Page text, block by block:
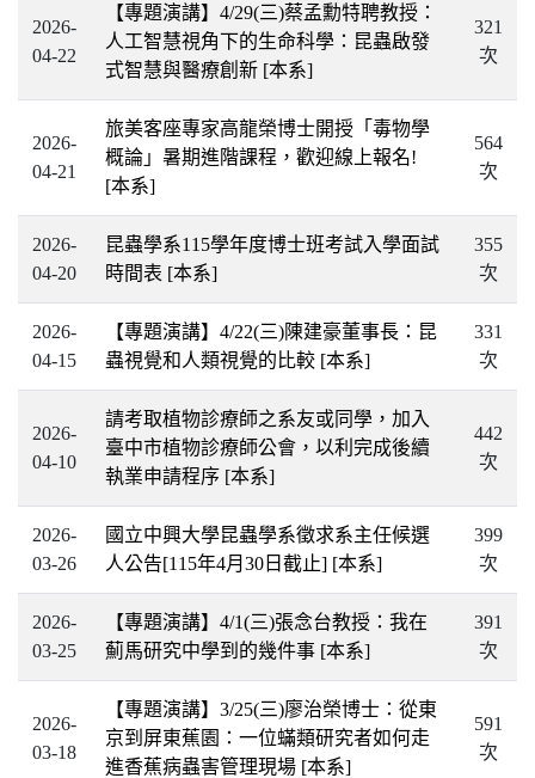
2026-
04-22
【專題演講】4/29(三)蔡孟勳特聘教授：
人工智慧視角下的生命科學：昆蟲啟發
式智慧與醫療創新 [本系]
321
次
2026-
04-21
旅美客座專家高龍榮博士開授「毒物學
概論」暑期進階課程，歡迎線上報名!
[本系]
564
次
2026-
04-20
昆蟲學系115學年度博士班考試入學面試
時間表 [本系]
355
次
2026-
04-15
【專題演講】4/22(三)陳建豪董事長：昆
蟲視覺和人類視覺的比較 [本系]
331
次
2026-
04-10
請考取植物診療師之系友或同學，加入
臺中市植物診療師公會，以利完成後續
執業申請程序 [本系]
442
次
2026-
03-26
國立中興大學昆蟲學系徵求系主任候選
人公告[115年4月30日截止] [本系]
399
次
2026-
03-25
【專題演講】4/1(三)張念台教授：我在
薊馬研究中學到的幾件事 [本系]
391
次
2026-
03-18
【專題演講】3/25(三)廖治榮博士：從東
京到屏東蕉園：一位蟎類研究者如何走
進香蕉病蟲害管理現場 [本系]
591
次